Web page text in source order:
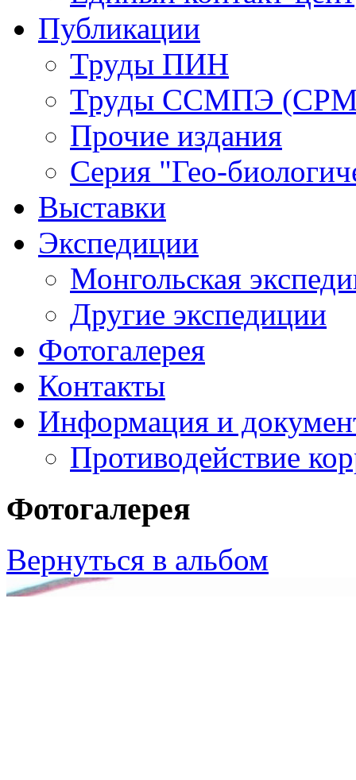
Публикации
Труды ПИН
Труды ССМПЭ
Прочие издания
Серия "Гео-
Выставки
Экспедиции
Монгольская
Другие экспедиции
Фотогалерея
Контакты
Информация и
Противодействие
Фотогалерея
Вернуться в альбом